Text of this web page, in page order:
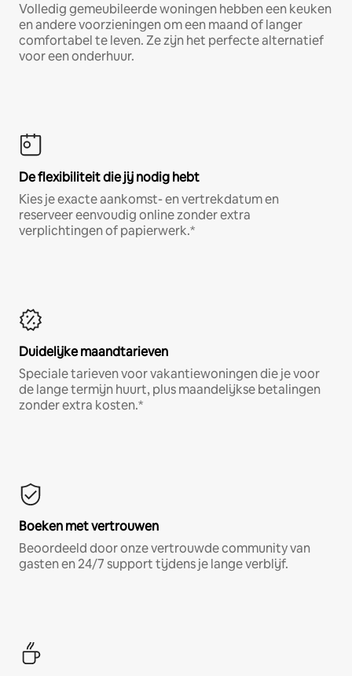
Volledig gemeubileerde woningen hebben een keuken
en andere voorzieningen om een maand of langer
comfortabel te leven. Ze zijn het perfecte alternatief
voor een onderhuur.
De flexibiliteit die jij nodig hebt
Kies je exacte aankomst- en vertrekdatum en
reserveer eenvoudig online zonder extra
verplichtingen of papierwerk.*
Duidelijke maandtarieven
Speciale tarieven voor vakantiewoningen die je voor
de lange termijn huurt, plus maandelijkse betalingen
zonder extra kosten.*
Boeken met vertrouwen
Beoordeeld door onze vertrouwde community van
gasten en 24/7 support tijdens je lange verblijf.